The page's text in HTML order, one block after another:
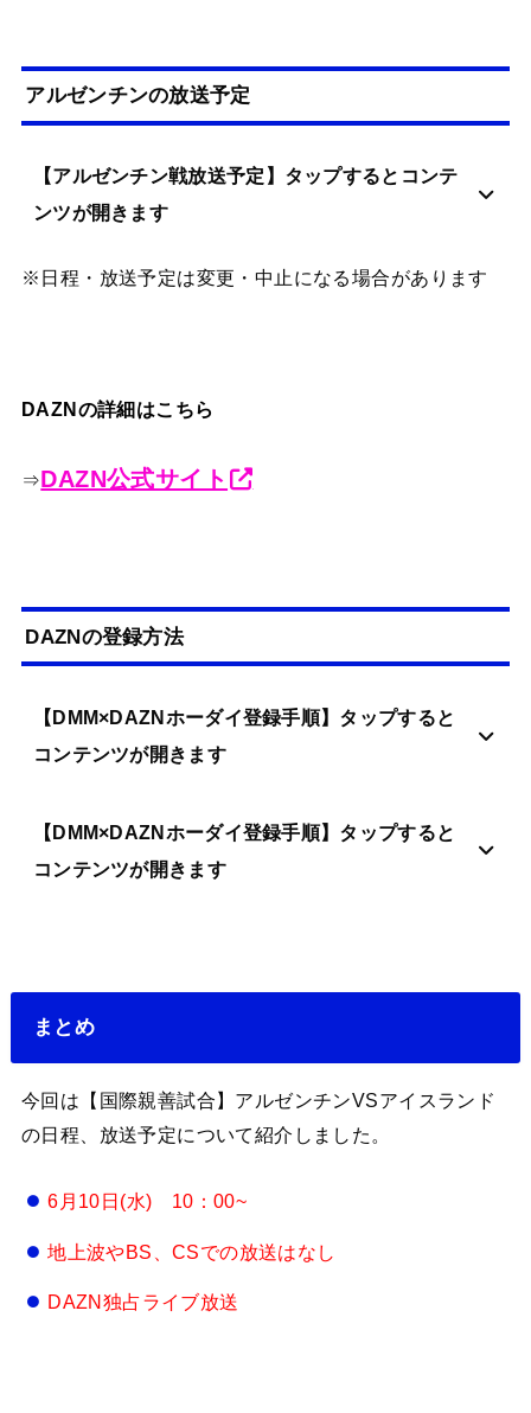
アルゼンチンの放送予定
【アルゼンチン戦放送予定】タップするとコンテ
ンツが開きます
※日程・放送予定は変更・中止になる場合があります
DAZNの詳細はこちら
⇒DAZN公式サイト
DAZNの登録方法
【DMM×DAZNホーダイ登録手順】タップすると
コンテンツが開きます
【DMM×DAZNホーダイ登録手順】タップすると
コンテンツが開きます
まとめ
今回は【国際親善試合】アルゼンチンVSアイスランド
の日程、放送予定について紹介しました。
6月10日(水) 10：00~
地上波やBS、CSでの放送はなし
DAZN独占ライブ放送